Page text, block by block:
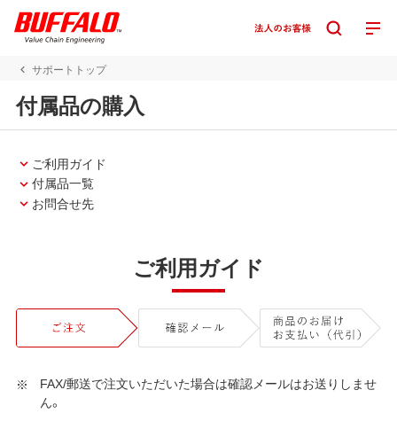
サポートトップ
付属品の購入
ご利用ガイド
付属品一覧
お問合せ先
ご利用ガイド
FAX/郵送で注文いただいた場合は確認メールはお送りしませ
ん。